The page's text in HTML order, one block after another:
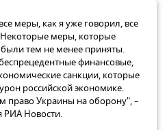
меры, как я уже говорил, все
Некоторые меры, которые
тем не менее приняты.
финансовые,
санкции, которые
российской экономике.
право Украины на оборону", –
РИА Новости.